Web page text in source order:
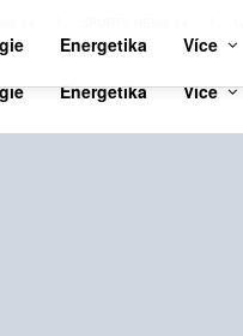
Energetika Více